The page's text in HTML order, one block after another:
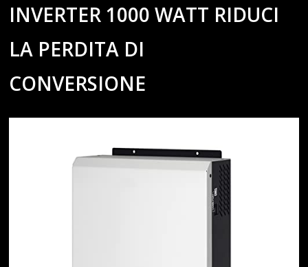
INVERTER 1000 WATT RIDUCI
LA PERDITA DI
CONVERSIONE